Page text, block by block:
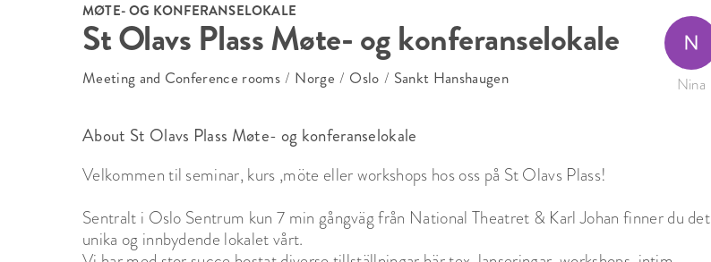
MØTE- OG KONFERANSELOKALE
St Olavs Plass Møte- og konferanselokale
Meeting and Conference rooms / Norge / Oslo / Sankt Hanshaugen Nina
About St Olavs Plass Møte- og konferanselokale
Velkommen til seminar, kurs ,möte eller workshops hos oss på St Olavs Plass!
Sentralt i Oslo Sentrum kun 7 min gångväg från National Theatret & Karl Johan finner du det
unika og innbydende lokalet vårt.